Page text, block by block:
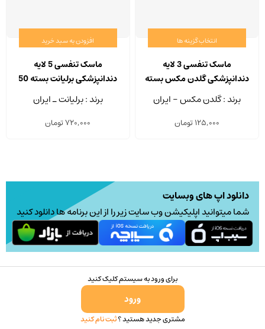
انتخاب گزینه ها
این
دارای
است
در
صفحه
محصول
انتخاب
شوند
ماسک تنفسی 3 لایه
دندانپزشکی گلدن مکس بسته
برند : گلدن مکس - ایران
125,000تومان
افزودن به سبد خرید
ماسک تنفسی 5 لایه
دندانپزشکی برلیانت بسته 50
عددی
برند : برلیانت ـ ایران
720,000تومان
دانلود اپ های وبسایت
شما میتوانید اپلیکیشن وب سایت زیر را از این برنامه ها دانلود کنید
برای ورود به سیستم کلیک کنید
ورود
مشتری جدید هستید ؟ثبت نام کنید